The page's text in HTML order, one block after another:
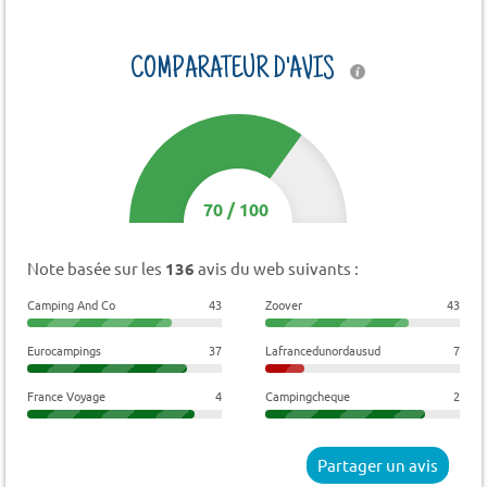
COMPARATEUR D'AVIS
70/100
Note basée sur les 136 avis du web suivants :
Camping And Co 43 Zoover 43
Eurocampings 37 Lafrancedunordausud 7
France Voyage 4 Campingcheque 2
Partager un avis